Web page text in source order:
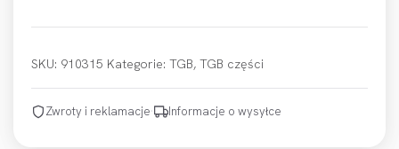
SKU: 910315 Kategorie: TGB, TGB części
Zwroty i reklamacje· Informacje o wysyłce